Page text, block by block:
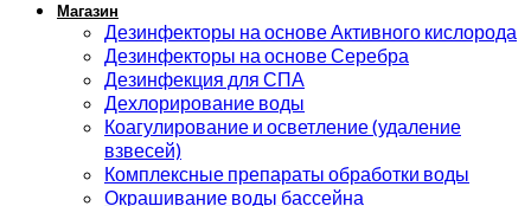
Магазин
Дезинфекторы на основе Активного кислорода
Дезинфекторы на основе Серебра
Дезинфекция для СПА
Дехлорирование воды
Коагулирование и осветление (удаление
взвесей)
Комплексные препараты обработки воды
Окрашивание воды бассейна